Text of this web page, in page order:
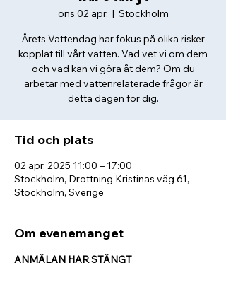
ons 02 apr.
  |
Stockholm
Årets Vattendag har fokus på olika risker
kopplat till vårt vatten. Vad vet vi om dem
och vad kan vi göra åt dem? Om du
arbetar med vattenrelaterade frågor är
detta dagen för dig.
Tid och plats
02 apr. 2025 11:00 – 17:00
Stockholm, Drottning Kristinas väg 61,
Stockholm, Sverige
Om evenemanget
ANMÄLAN HAR STÄNGT